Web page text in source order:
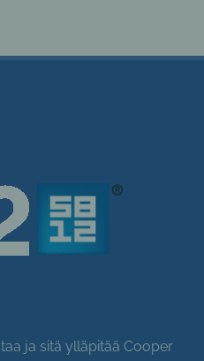
ja sitä ylläpitää Cooper